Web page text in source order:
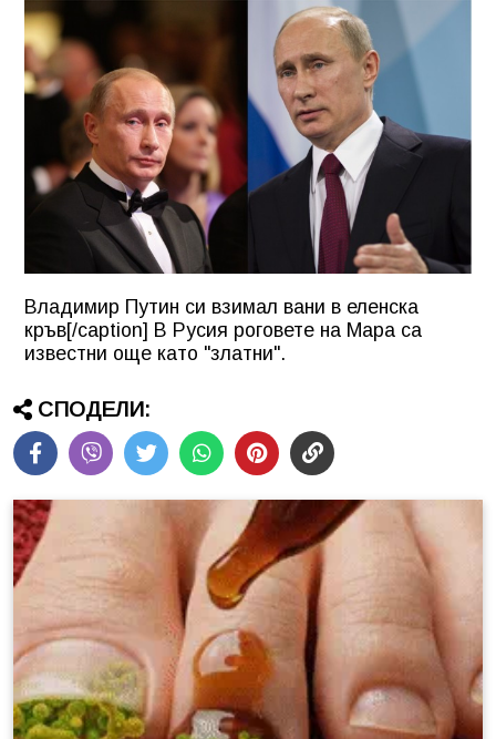
Владимир Путин си взимал вани в еленска
кръв[/caption] В Русия роговете на Мара са
известни още като "златни".
СПОДЕЛИ: